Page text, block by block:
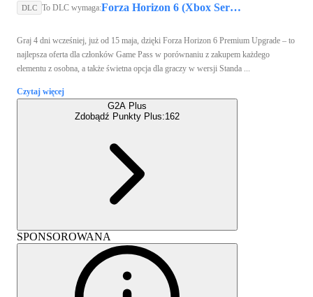
DLC To DLC wymaga: Forza Horizon 6 (Xbox Series X/S, PC) - Xbox Live Key - GLOBAL
Graj 4 dni wcześniej, już od 15 maja, dzięki Forza Horizon 6 Premium Upgrade – to
najlepsza oferta dla członków Game Pass w porównaniu z zakupem każdego
elementu z osobna, a także świetna opcja dla graczy w wersji Standa ...
Czytaj więcej
G2A Plus
Zdobądź Punkty Plus:162
SPONSOROWANA